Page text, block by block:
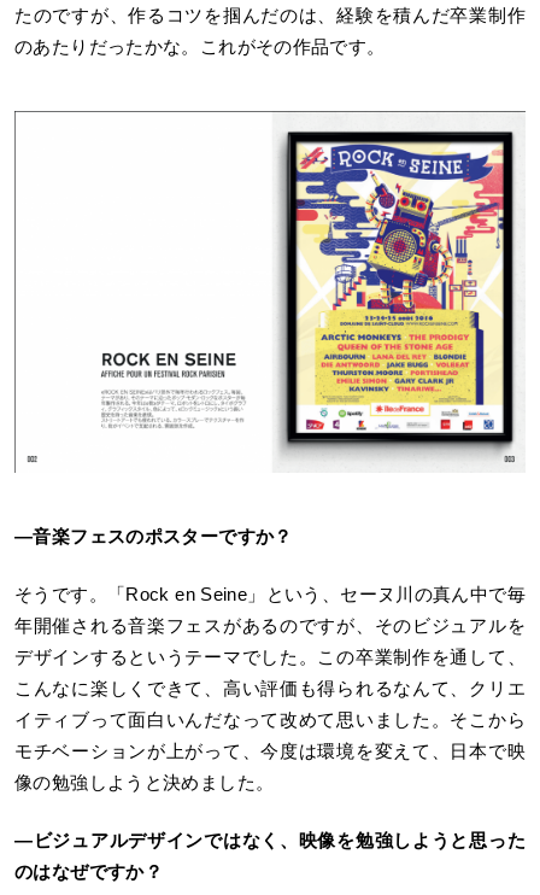
たのですが、作るコツを掴んだのは、経験を積んだ卒業制作
のあたりだったかな。これがその作品です。
―音楽フェスのポスターですか？
そうです。「Rock en Seine」という、セーヌ川の真ん中で毎
年開催される音楽フェスがあるのですが、そのビジュアルを
デザインするというテーマでした。この卒業制作を通して、
こんなに楽しくできて、高い評価も得られるなんて、クリエ
イティブって面白いんだなって改めて思いました。そこから
モチベーションが上がって、今度は環境を変えて、日本で映
像の勉強しようと決めました。
―ビジュアルデザインではなく、映像を勉強しようと思った
のはなぜですか？